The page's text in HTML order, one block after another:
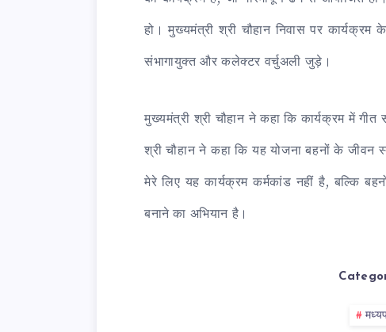
हो। मुख्यमंत्री श्री चौहान निवास पर
संभागायुक्त और कलेक्टर वर्चुअली जुड़े।
मुख्यमंत्री श्री चौहान ने कहा कि कार्यक्रम में गीत
श्री चौहान ने कहा कि यह योजना बहनों के
मेरे लिए यह कार्यक्रम कर्मकांड नहीं है, बल्कि
बनाने का अभियान है।